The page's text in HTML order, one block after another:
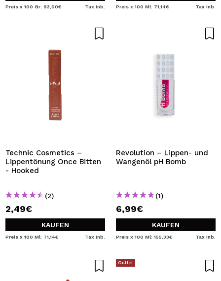
Preis x 100 Gr: 93,00€ Tax Inb. Preis x 100 Ml: 71,14€ Tax Inb.
Technic Cosmetics –
Lippentönung Once Bitten
- Hooked
(2)
2,49€
KAUFEN
Preis x 100 Ml: 71,14€ Tax Inb.
Revolution – Lippen- und
Wangenöl pH Bomb
(1)
6,99€
KAUFEN
Preis x 100 Ml: 155,33€ Tax Inb.
Outlet